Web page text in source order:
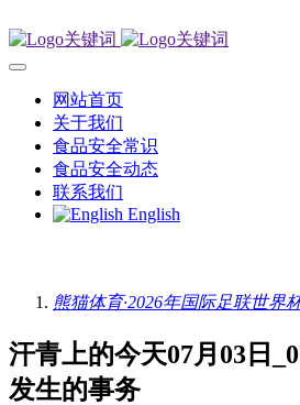
网站首页
关于我们
食品安全常识
食品安全动态
联系我们
English
熊猫体育·2026年国际足联世界
汗青上的今天07月03日
发生的事务